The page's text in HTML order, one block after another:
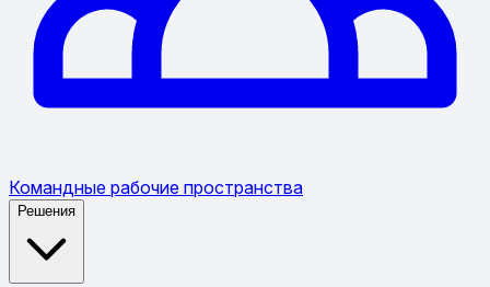
Командные рабочие пространства
Решения